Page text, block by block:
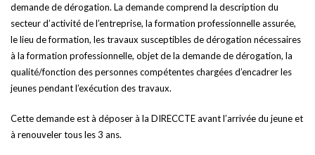
demande de dérogation. La demande comprend la description du
secteur d’activité de l’entreprise, la formation professionnelle assurée,
le lieu de formation, les travaux susceptibles de dérogation nécessaires
à la formation professionnelle, objet de la demande de dérogation, la
qualité/fonction des personnes compétentes chargées d’encadrer les
jeunes pendant l’exécution des travaux.
Cette demande est à déposer à la DIRECCTE avant l’arrivée du jeune et
à renouveler tous les 3 ans.